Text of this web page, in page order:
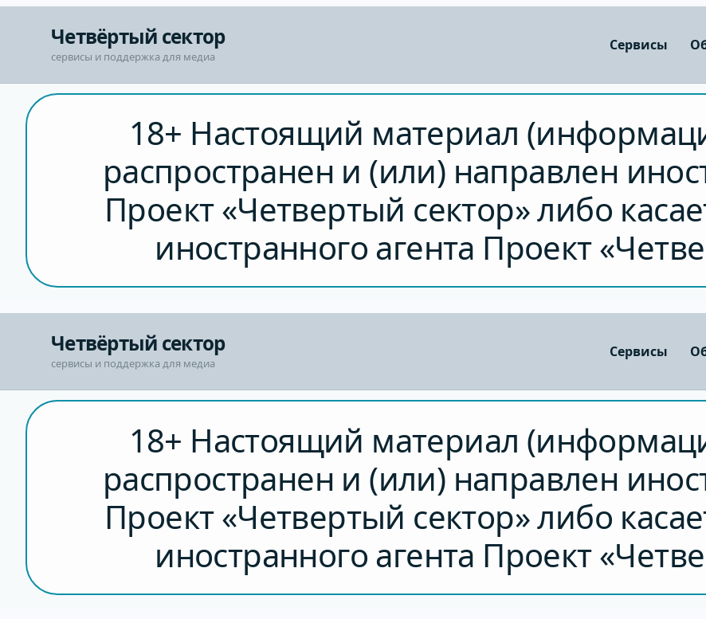
Четвёртый сектор
сервисы и поддержка для медиа
Сервисы
18+ Настоящий материал
распространен и (или) направлен
Проект «Четвертый сектор» либо
иностранного агента Проект
Четвёртый сектор
сервисы и поддержка для медиа
Сервисы
18+ Настоящий материал
распространен и (или) направлен
Проект «Четвертый сектор» либо
иностранного агента Проект